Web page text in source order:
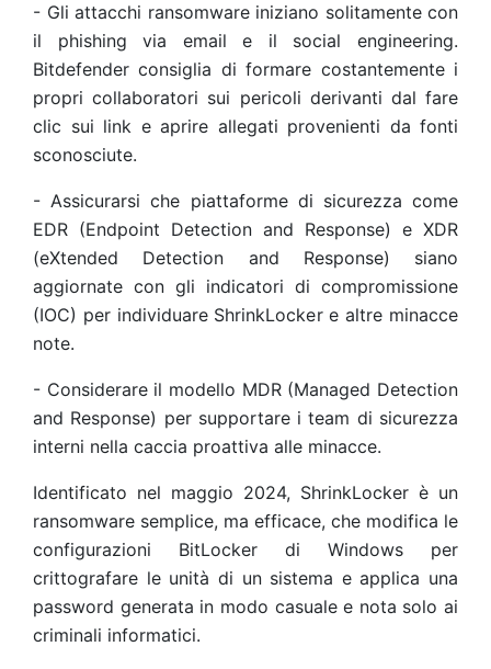
- Gli attacchi ransomware iniziano solitamente con
il phishing via email e il social engineering.
Bitdefender consiglia di formare costantemente i
propri collaboratori sui pericoli derivanti dal fare
clic sui link e aprire allegati provenienti da fonti
sconosciute.
- Assicurarsi che piattaforme di sicurezza come
EDR (Endpoint Detection and Response) e XDR
(eXtended Detection and Response) siano
aggiornate con gli indicatori di compromissione
(IOC) per individuare ShrinkLocker e altre minacce
note.
- Considerare il modello MDR (Managed Detection
and Response) per supportare i team di sicurezza
interni nella caccia proattiva alle minacce.
Identificato nel maggio 2024, ShrinkLocker è un
ransomware semplice, ma efficace, che modifica le
configurazioni BitLocker di Windows per
crittografare le unità di un sistema e applica una
password generata in modo casuale e nota solo ai
criminali informatici.